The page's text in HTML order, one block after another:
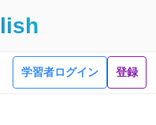
学習者ログイン 登録